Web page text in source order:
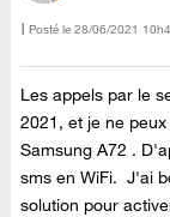
Posté le ‎28/06/2021
Les appels par le
2021, et je ne
Samsung A72 .
sms en WiFi. J'ai
solution pour